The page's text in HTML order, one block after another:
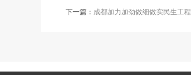
下一篇： 成都加力加劲做细做实民生工程